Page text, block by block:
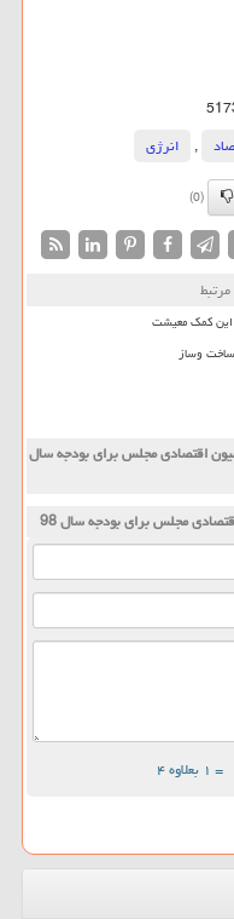
,
انرژی
(0)
این کمک معیشت
اقتصادی مجلس برای بودجه سال
مجلس برای بودجه سال 98
= ۱ بعلاوه ۴